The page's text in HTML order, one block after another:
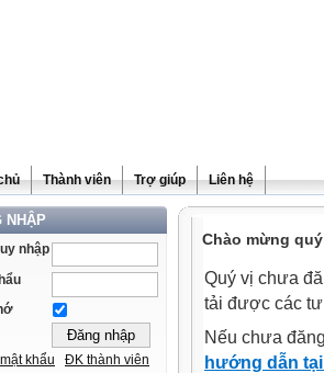
Thành viên Trợ giúp Liên hệ
NHẬP
nhập
khẩu ĐK thành viên
Chào mừng
Quý vị chưa
tải được các
Nếu chưa
hướng dẫn